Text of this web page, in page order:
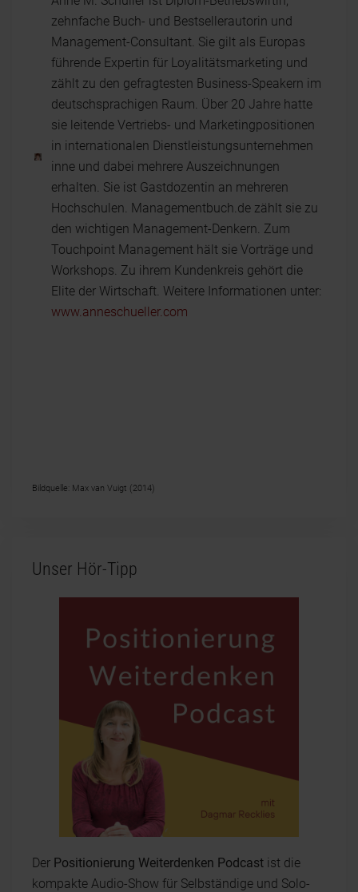
zehnfache Buch- und Bestsellerautorin und
Management-Consultant. Sie gilt als Europas
führende Expertin für Loyalitätsmarketing und
zählt zu den gefragtesten Business-Speakern im
deutschsprachigen Raum. Über 20 Jahre hatte
sie leitende Vertriebs- und Marketingpositionen
in internationalen Dienstleistungsunternehmen
inne und dabei mehrere Auszeichnungen
erhalten. Sie ist Gastdozentin an mehreren
Hochschulen. Managementbuch.de zählt sie zu
den wichtigen Management-Denkern. Zum
Touchpoint Management hält sie Vorträge und
Workshops. Zu ihrem Kundenkreis gehört die
Elite der Wirtschaft. Weitere Informationen unter:
www.anneschueller.com
Bildquelle: Max van Vuigt (2014)
Unser Hör-Tipp
Der Positionierung Weiterdenken Podcast ist die
kompakte Audio-Show für Selbständige und Solo-